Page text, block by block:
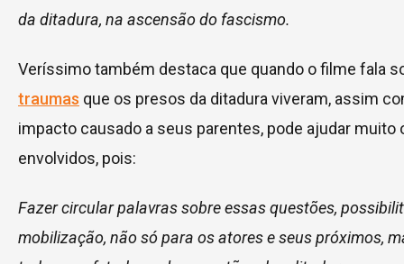
da ditadura, na ascensão do fascismo.
Veríssimo também destaca que quando o filme fala
traumas que os presos da ditadura viveram, assim
impacto causado a seus parentes, pode ajudar muito
envolvidos, pois:
Fazer circular palavras sobre essas questões,
mobilização, não só para os atores e seus próximos,